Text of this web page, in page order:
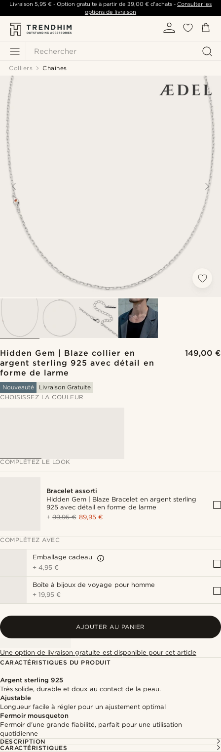
Rechercher
Livraison 5,95 €- Option gratuite à partir de 39,00 €d'achats -Consulter les
options de livraison
Colliers Chaînes
Hidden Gem | Blaze collier en
argent sterling 925 avec détail en
forme de larme
149,00 €
Nouveauté
Livraison Gratuite
CHOISISSEZ LA COULEUR
COMPLÉTEZ LE LOOK
Bracelet assorti
Hidden Gem | Blaze Bracelet en argent sterling
925 avec détail en forme de larme
+99,95 € 89,95 €
COMPLÉTEZ AVEC
Emballage cadeau
+4,95 €
Boîte à bijoux de voyage pour homme
+19,95 €
AJOUTER AU PANIER
Une option de livraison gratuite est disponible pour cet article
CARACTÉRISTIQUES DU PRODUIT
Argent sterling 925
Très solide, durable et doux au contact de la peau.
Ajustable
Longueur facile à régler pour un ajustement optimal
Fermoir mousqueton
Fermoir d'une grande fiabilité, parfait pour une utilisation
quotidienne
DESCRIPTION
CARACTÉRISTIQUES